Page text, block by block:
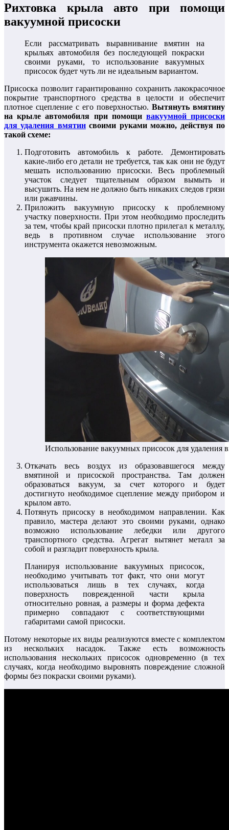
Рихтовка крыла авто при помощи
вакуумной присоски
Если рассматривать выравнивание вмятин на
крыльях автомобиля без последующей покраски
своими руками, то использование вакуумных
присосок будет чуть ли не идеальным вариантом.
Присоска позволит гарантированно сохранить лакокрасочное
покрытие транспортного средства в целости и обеспечит
плотное сцепление с его поверхностью. Вытянуть вмятину
на крыле автомобиля при помощи вакуумной присоски
для удаления вмятинсвоими руками можно, действуя по
такой схеме:
Подготовить автомобиль к работе. Демонтировать
какие-либо его детали не требуется, так как они не будут
мешать использованию присоски. Весь проблемный
участок следует тщательным образом вымыть и
высушить. На нем не должно быть никаких следов грязи
или ржавчины.
Приложить вакуумную присоску к проблемному
участку поверхности. При этом необходимо проследить
за тем, чтобы край присоски плотно прилегал к металлу,
ведь в противном случае использование этого
инструмента окажется невозможным.
Использование вакуумных присосок для удаления
Откачать весь воздух из образовавшегося между
вмятиной и присоской пространства. Там должен
образоваться вакуум, за счет которого и будет
достигнуто необходимое сцепление между прибором и
крылом авто.
Потянуть присоску в необходимом направлении. Как
правило, мастера делают это своими руками, однако
возможно использование лебедки или другого
транспортного средства. Агрегат вытянет металл за
собой и разгладит поверхность крыла.
Планируя использование вакуумных присосок,
необходимо учитывать тот факт, что они могут
использоваться лишь в тех случаях, когда
поверхность поврежденной части крыла
относительно ровная, а размеры и форма дефекта
примерно совпадают с соответствующими
габаритами самой присоски.
Потому некоторые их виды реализуются вместе с комплектом
из нескольких насадок. Также есть возможность
использования нескольких присосок одновременно (в тех
случаях, когда необходимо выровнять повреждение сложной
формы без покраски своими руками).